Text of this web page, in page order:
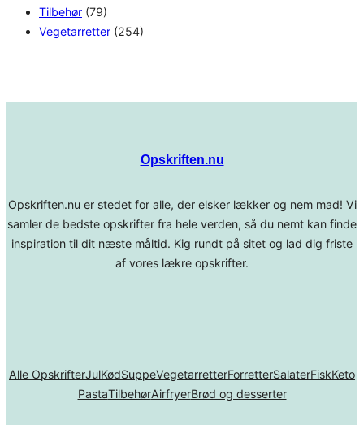
Tilbehør (79)
Vegetarretter (254)
Opskriften.nu
Opskriften.nu er stedet for alle, der elsker lækker og nem mad! Vi
samler de bedste opskrifter fra hele verden, så du nemt kan finde
inspiration til dit næste måltid. Kig rundt på sitet og lad dig friste
af vores lækre opskrifter.
Alle OpskrifterJulKødSuppeVegetarretterForretterSalaterFiskKeto
PastaTilbehørAirfryerBrød og desserter